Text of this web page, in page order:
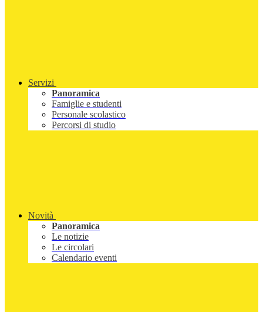
Servizi
Panoramica
Famiglie e studenti
Personale scolastico
Percorsi di studio
Novità
Panoramica
Le notizie
Le circolari
Calendario eventi